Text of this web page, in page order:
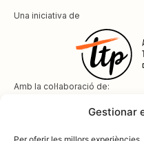
Gestionar
Una iniciativa de
Amb la col·laboració de: